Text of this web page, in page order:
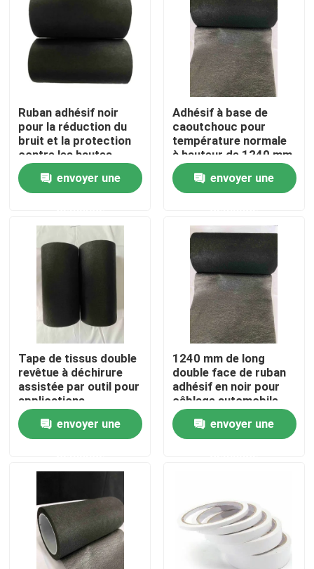
Aperçu
Vidéos
A propos de nous
Visite d'usine
Contrôle de la qualité
Contact
Demande de soumission
ruban adhésif de fonte chaude
Ruban adhésif de tapis
Ruban adhésif noir
pour la réduction du
bruit et la protection
contre les hautes
températures
envoyer une
Adhésif à base de
caoutchouc pour
température normale
à hauteur de 1240 mm
envoyer une
Tape de tissus double
revêtue à déchirure
assistée par outil pour
applications
professionnelles
envoyer une
1240 mm de long
double face de ruban
adhésif en noir pour
câblage automobile
envoyer une